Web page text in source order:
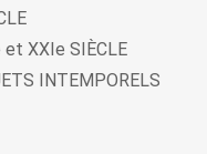
et XXIe SIÈCLE
INTEMPORELS